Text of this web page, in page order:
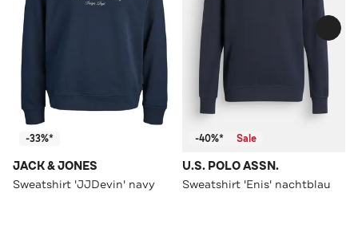
-33%*
JACK & JONES
Sweatshirt 'JJDevin' navy
-40%* Sale
U.S. POLO ASSN.
Sweatshirt 'Enis' nachtblau